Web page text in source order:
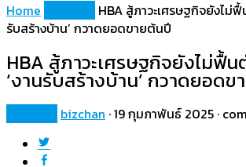
Home
HBA สู้ภาวะเศรษฐกิจยังไม่
รับสร้างบ้าน’ กวาดยอดขายต้นปี
HBA สู้ภาวะเศรษฐกิจยังไม่ฟื้
‘งานรับสร้างบ้าน’ กวาดยอด
bizchan ·19 กุมภาพันธ์ 2025 ·